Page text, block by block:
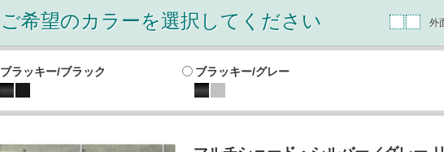
ご希望のカラーを選択してください 外
ブラッキー/ブラック ブラッキー/グレー